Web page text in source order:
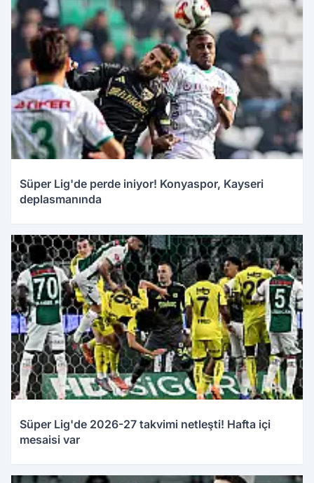
Süper Lig'de perde iniyor! Konyaspor, Kayseri
deplasmanında
Süper Lig'de 2026-27 takvimi netleşti! Hafta içi
mesaisi var